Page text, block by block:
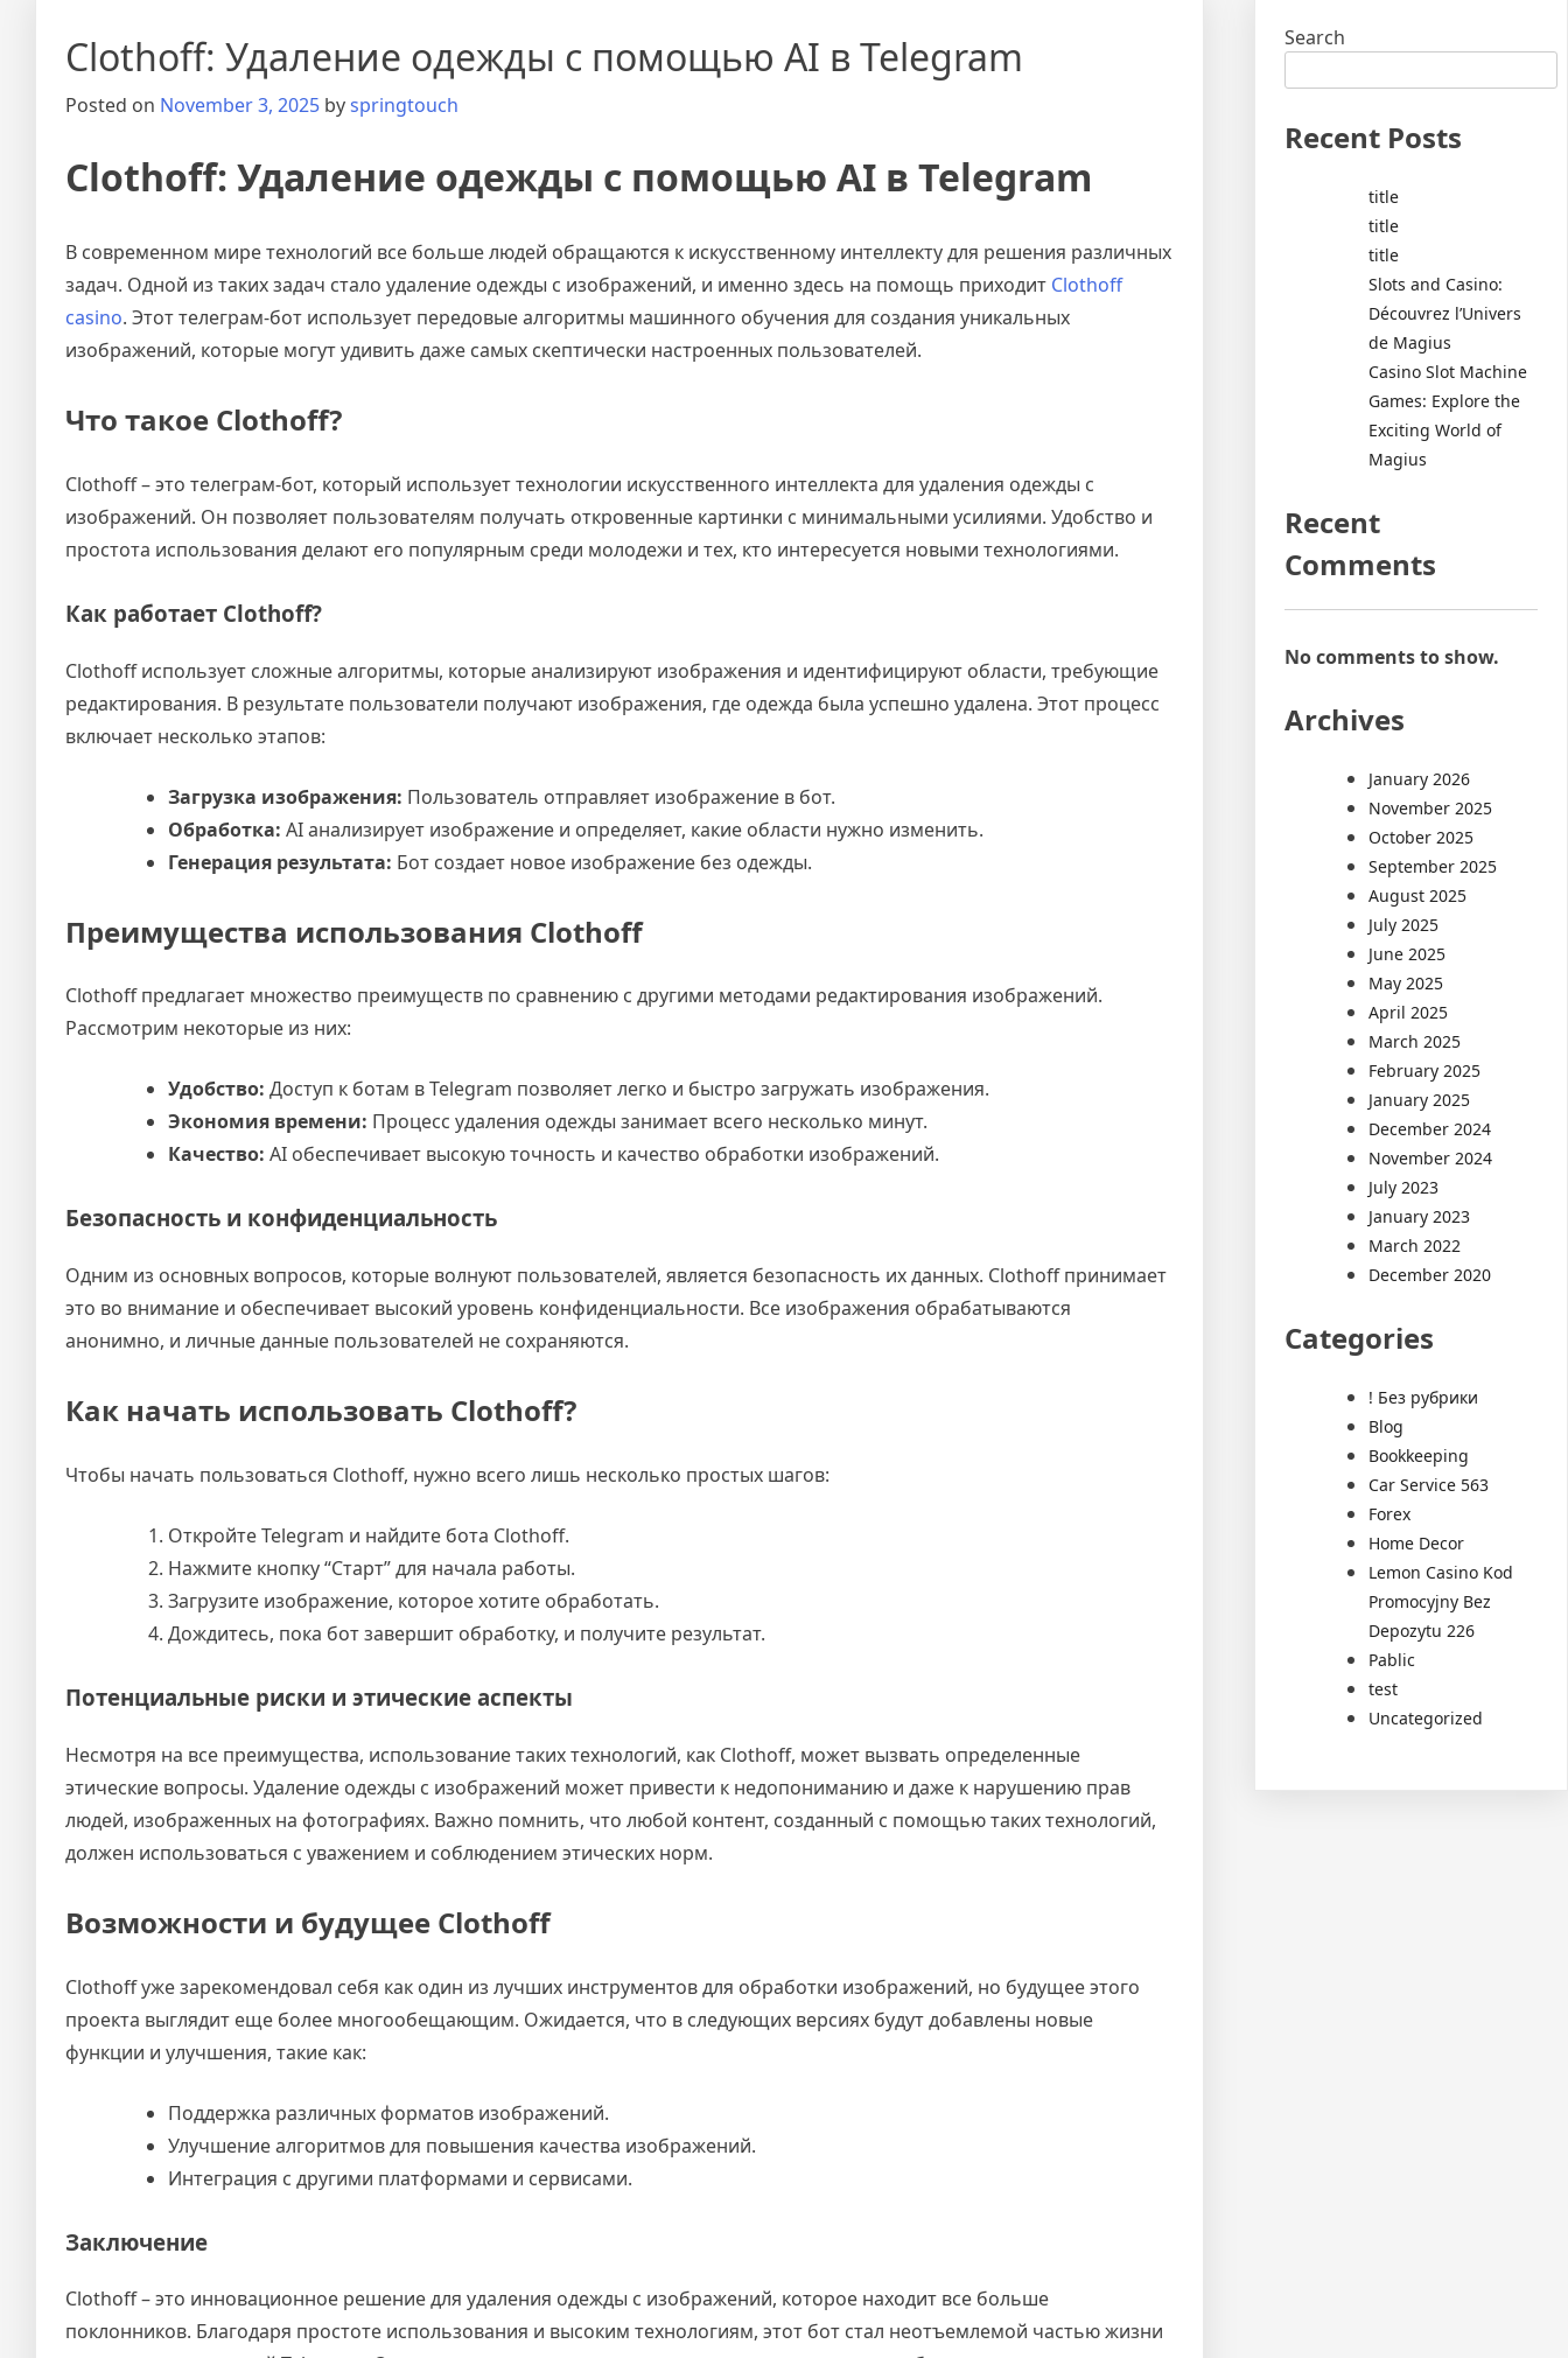
Clothoff: Удаление одежды с помощью AI в Telegram
Posted on November 3, 2025 byspringtouch
Clothoff: Удаление одежды с помощью AI в Telegram
В современном мире технологий все больше людей обращаются к искусственному интеллекту для решения различных
задач. Одной из таких задач стало удаление одежды с изображений, и именно здесь на помощь приходит Clothoff
casino. Этот телеграм-бот использует передовые алгоритмы машинного обучения для создания уникальных
изображений, которые могут удивить даже самых скептически настроенных пользователей.
Что такое Clothoff?
Clothoff – это телеграм-бот, который использует технологии искусственного интеллекта для удаления одежды с
изображений. Он позволяет пользователям получать откровенные картинки с минимальными усилиями. Удобство и
простота использования делают его популярным среди молодежи и тех, кто интересуется новыми технологиями.
Как работает Clothoff?
Clothoff использует сложные алгоритмы, которые анализируют изображения и идентифицируют области, требующие
редактирования. В результате пользователи получают изображения, где одежда была успешно удалена. Этот процесс
включает несколько этапов:
Загрузка изображения: Пользователь отправляет изображение в бот.
Обработка: AI анализирует изображение и определяет, какие области нужно изменить.
Генерация результата: Бот создает новое изображение без одежды.
Преимущества использования Clothoff
Clothoff предлагает множество преимуществ по сравнению с другими методами редактирования изображений.
Рассмотрим некоторые из них:
Удобство: Доступ к ботам в Telegram позволяет легко и быстро загружать изображения.
Экономия времени: Процесс удаления одежды занимает всего несколько минут.
Качество: AI обеспечивает высокую точность и качество обработки изображений.
Безопасность и конфиденциальность
Одним из основных вопросов, которые волнуют пользователей, является безопасность их данных. Clothoff принимает
это во внимание и обеспечивает высокий уровень конфиденциальности. Все изображения обрабатываются
анонимно, и личные данные пользователей не сохраняются.
Как начать использовать Clothoff?
Чтобы начать пользоваться Clothoff, нужно всего лишь несколько простых шагов:
Откройте Telegram и найдите бота Clothoff.
Нажмите кнопку “Старт” для начала работы.
Загрузите изображение, которое хотите обработать.
Дождитесь, пока бот завершит обработку, и получите результат.
Потенциальные риски и этические аспекты
Несмотря на все преимущества, использование таких технологий, как Clothoff, может вызвать определенные
этические вопросы. Удаление одежды с изображений может привести к недопониманию и даже к нарушению прав
людей, изображенных на фотографиях. Важно помнить, что любой контент, созданный с помощью таких технологий,
должен использоваться с уважением и соблюдением этических норм.
Возможности и будущее Clothoff
Clothoff уже зарекомендовал себя как один из лучших инструментов для обработки изображений, но будущее этого
проекта выглядит еще более многообещающим. Ожидается, что в следующих версиях будут добавлены новые
функции и улучшения, такие как:
Поддержка различных форматов изображений.
Улучшение алгоритмов для повышения качества изображений.
Интеграция с другими платформами и сервисами.
Заключение
Clothoff – это инновационное решение для удаления одежды с изображений, которое находит все больше
поклонников. Благодаря простоте использования и высоким технологиям, этот бот стал неотъемлемой частью жизни
Search
Recent Posts
title
title
title
Slots and Casino:
Découvrez l’Univers
de Magius
Casino Slot Machine
Games: Explore the
Exciting World of
Magius
Recent
Comments
No comments to show.
Archives
January 2026
November 2025
October 2025
September 2025
August 2025
July 2025
June 2025
May 2025
April 2025
March 2025
February 2025
January 2025
December 2024
November 2024
July 2023
January 2023
March 2022
December 2020
Categories
! Без рубрики
Blog
Bookkeeping
Car Service 563
Forex
Home Decor
Lemon Casino Kod
Promocyjny Bez
Depozytu 226
Pablic
test
Uncategorized